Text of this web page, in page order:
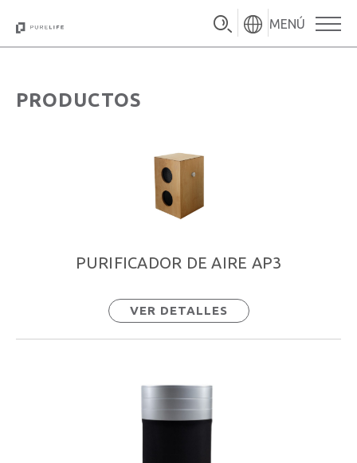
MENÚ
PRODUCTOS
PURIFICADOR DE AIRE AP3
VER DETALLES